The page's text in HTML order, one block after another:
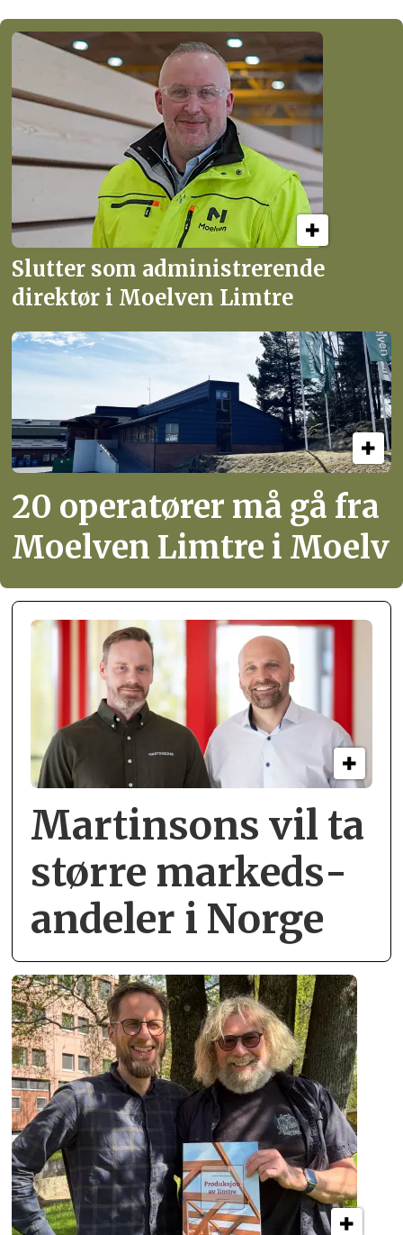
Slutter som administrerende
direktør i Moelven Limtre
20 operatører må gå fra
Moelven Limtre i Moelv
Martinsons vil ta
større markeds­
andeler i Norge